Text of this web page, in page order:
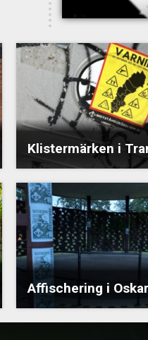
Klistermärken i
Affischering i